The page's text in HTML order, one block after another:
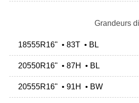
Grandeurs
18555R16" • 83T • BL
20550R16" • 87H • BL
20555R16" • 91H • BW